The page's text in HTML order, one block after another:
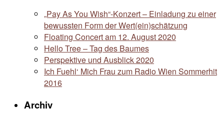
„Pay As You Wish“-Konzert – Einladung zu einer
bewussten Form der Wert(ein)schätzung
Floating Concert am 12. August 2020
Hello Tree – Tag des Baumes
Perspektive und Ausblick 2020
Ich Fuehl‘ Mich Frau zum Radio Wien Sommerhit
2016
Archiv